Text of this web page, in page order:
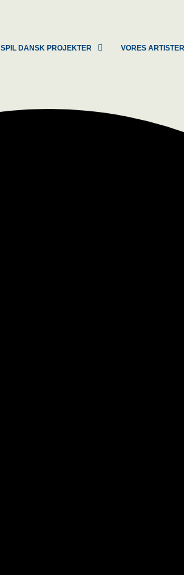
SPIL DANSK PROJEKTER VORES ARTISTER